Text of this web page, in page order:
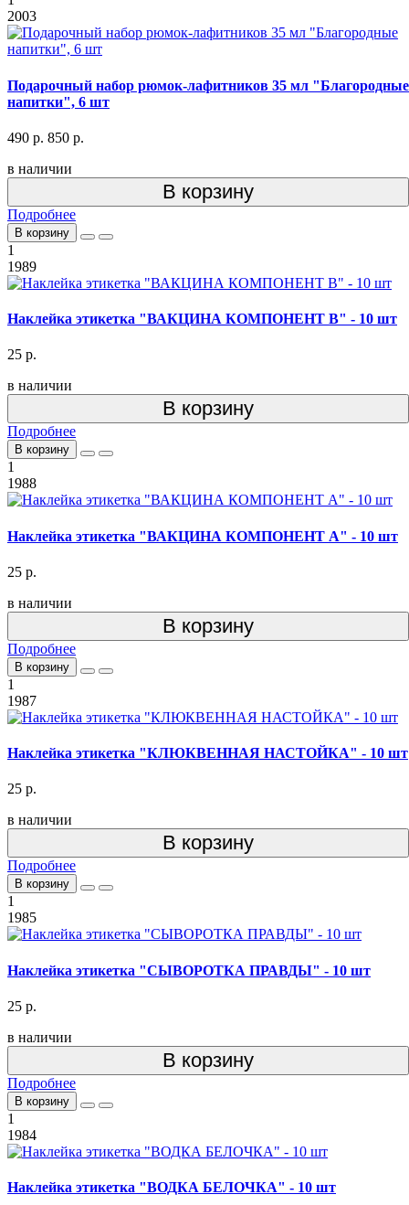
2003
Подарочный набор рюмок-лафитников 35 мл "Благородные
напитки", 6 шт
490 р. 850 р.
в наличии
В корзину
Подробнее
В корзину
1
1989
Наклейка этикетка "ВАКЦИНА КОМПОНЕНТ В" - 10 шт
25 р.
в наличии
В корзину
Подробнее
В корзину
1
1988
Наклейка этикетка "ВАКЦИНА КОМПОНЕНТ А" - 10 шт
25 р.
в наличии
В корзину
Подробнее
В корзину
1
1987
Наклейка этикетка "КЛЮКВЕННАЯ НАСТОЙКА" - 10 шт
25 р.
в наличии
В корзину
Подробнее
В корзину
1
1985
Наклейка этикетка "СЫВОРОТКА ПРАВДЫ" - 10 шт
25 р.
в наличии
В корзину
Подробнее
В корзину
1
1984
Наклейка этикетка "ВОДКА БЕЛОЧКА" - 10 шт